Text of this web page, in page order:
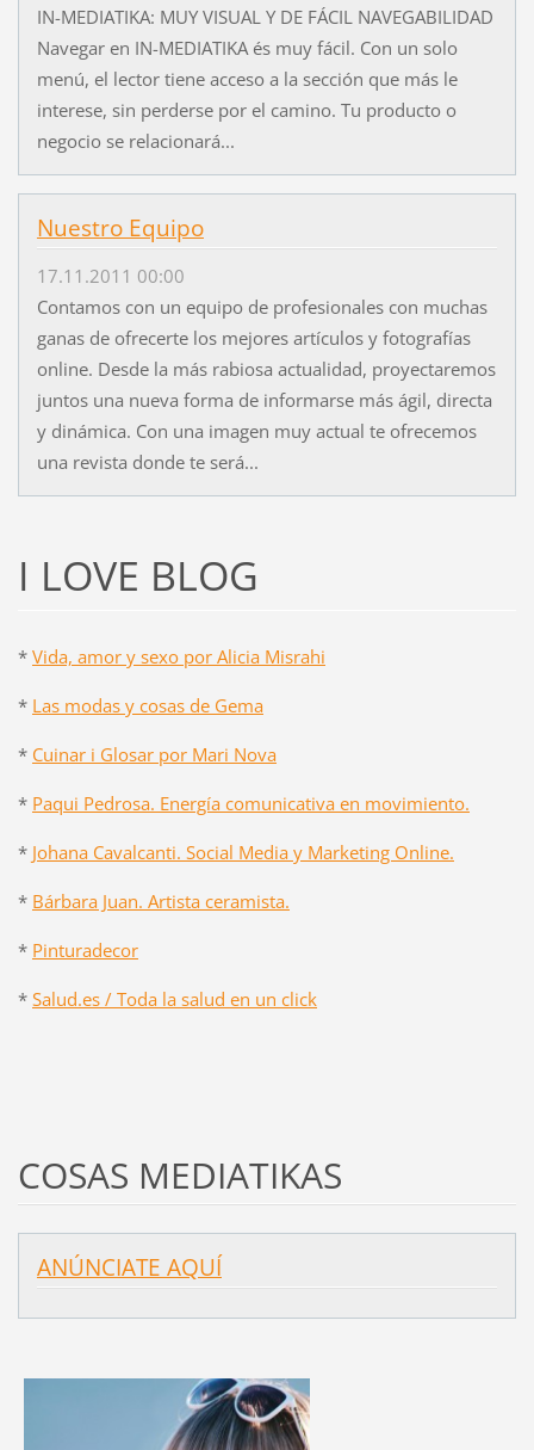
IN-MEDIATIKA: MUY VISUAL Y DE FÁCIL NAVEGABILIDAD
Navegar en IN-MEDIATIKA és muy fácil. Con un solo
menú, el lector tiene acceso a la sección que más le
interese, sin perderse por el camino. Tu producto o
negocio se relacionará...
Nuestro Equipo
17.11.2011 00:00
Contamos con un equipo de profesionales con muchas
ganas de ofrecerte los mejores artículos y fotografías
online. Desde la más rabiosa actualidad, proyectaremos
juntos una nueva forma de informarse más ágil, directa
y dinámica. Con una imagen muy actual te ofrecemos
una revista donde te será...
I LOVE BLOG
* Vida, amor y sexo por Alicia Misrahi
* Las modas y cosas de Gema
* Cuinar i Glosar por Mari Nova
* Paqui Pedrosa. Energía comunicativa en movimiento.
* Johana Cavalcanti. Social Media y Marketing Online.
* Bárbara Juan. Artista ceramista.
* Pinturadecor
* Salud.es / Toda la salud en un click
COSAS MEDIATIKAS
ANÚNCIATE AQUÍ